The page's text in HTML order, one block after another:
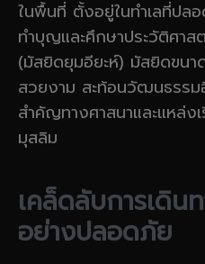
ในพื้นที่ ตั้งอยู่ในทำเลที่ปลอ
ทำบุญและศึกษาประวัติศา
(มัสยิดยุมอียะห์) มัสยิดขน
สวยงาม สะท้อนวัฒนธรรม
สำคัญทางศาสนาและแหล่ง
มุสลิม
เคล็ดลับการเดิน
อย่างปลอดภัย